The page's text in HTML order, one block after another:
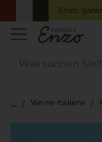
Enzo
Weine Italiens